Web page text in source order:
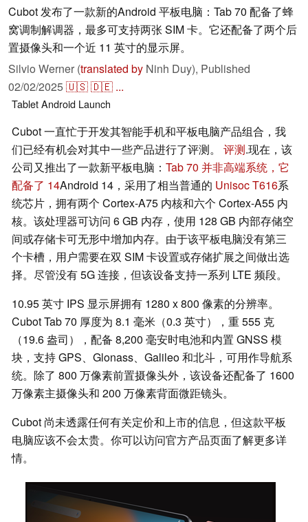
Cubot 发布了一款新的Android 平板电脑：Tab 70 配备了蜂
窝调制解调器，最多可支持两张 SIM 卡。它还配备了两个后
置摄像头和一个近 11 英寸的显示屏。
Silvio Werner (translated by Ninh Duy), Published
02/02/2025🇺🇸🇩🇪 ...
TabletAndroid Launch
Cubot 一直忙于开发其智能手机和平板电脑产品组合，我
们已经有机会对其中一些产品进行了评测。 评测.现在，该
公司又推出了一款新平板电脑： Tab 70 并非高端系统，它
配备了 14Android 14，采用了相当普通的 Unisoc T616系
统芯片，拥有两个 Cortex-A75 内核和六个 Cortex-A55 内
核。该处理器可访问 6 GB 内存，使用 128 GB 内部存储空
间或存储卡可无形中增加内存。由于该平板电脑没有第三
个卡槽，用户需要在双 SIM 卡设置或存储扩展之间做出选
择。尽管没有 5G 连接，但该设备支持一系列 LTE 频段。
10.95 英寸 IPS 显示屏拥有 1280 x 800 像素的分辨率。
Cubot Tab 70 厚度为 8.1 毫米（0.3 英寸），重 555 克
（19.6 盎司），配备 8,200 毫安时电池和内置 GNSS 模
块，支持 GPS、Glonass、Galileo 和北斗，可用作导航系
统。除了 800 万像素前置摄像头外，该设备还配备了 1600
万像素主摄像头和 200 万像素背面微距镜头。
Cubot 尚未透露任何有关定价和上市的信息，但这款平板
电脑应该不会太贵。你可以访问官方产品页面了解更多详
情。